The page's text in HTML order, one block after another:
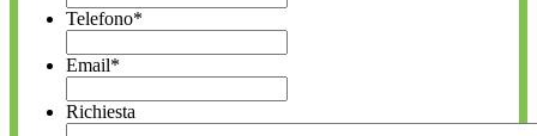
Telefono*
Email*
Richiesta